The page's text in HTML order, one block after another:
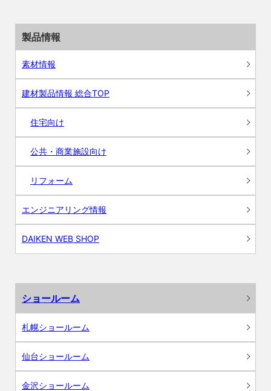
製品情報
素材情報
建材製品情報 総合TOP
住宅向け
公共・商業施設向け
リフォーム
エンジニアリング情報
DAIKEN WEB SHOP
ショールーム
札幌ショールーム
仙台ショールーム
金沢ショールーム